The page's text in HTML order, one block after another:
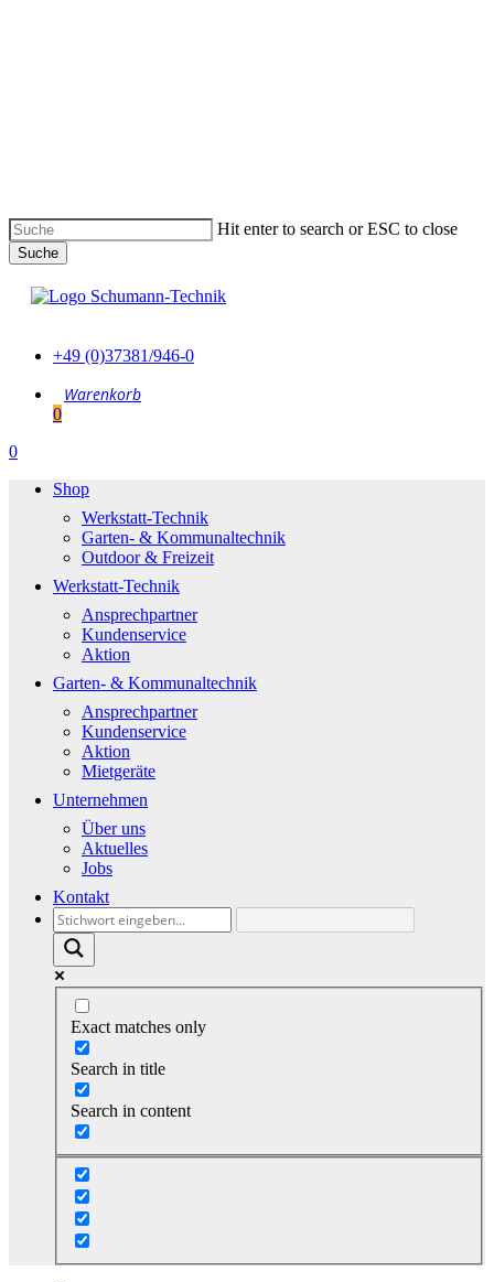
Hit enter to search or ESC to close
Suche
schließen
+49 (0)37381/946-0
0
Menu
0
Shop
Werkstatt-Technik
Garten- & Kommunaltechnik
Outdoor & Freizeit
Werkstatt-Technik
Ansprechpartner
Kundenservice
Aktion
Garten- & Kommunaltechnik
Ansprechpartner
Kundenservice
Aktion
Mietgeräte
Unternehmen
Über uns
Aktuelles
Jobs
Kontakt
Exact matches only
Search in title
Search in content